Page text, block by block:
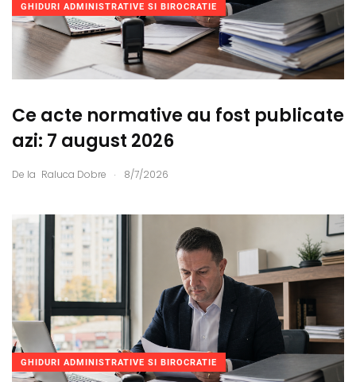
GHIDURI ADMINISTRATIVE SI BIROCRATIE
Ce acte normative au fost publicate
azi: 7 august 2026
De la Raluca Dobre . 8/7/2026
GHIDURI ADMINISTRATIVE SI BIROCRATIE